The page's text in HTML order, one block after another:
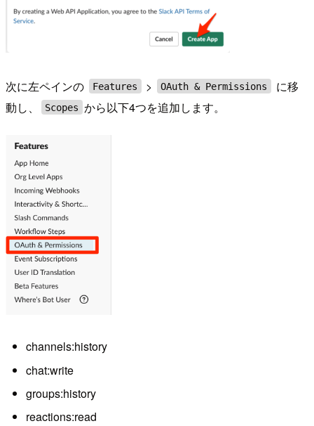
次に左ペインの Features > OAuth & Permissions
に移
動し、
Scopes から以下4つを追加します。
channels:history
chat:write
groups:history
reactions:read